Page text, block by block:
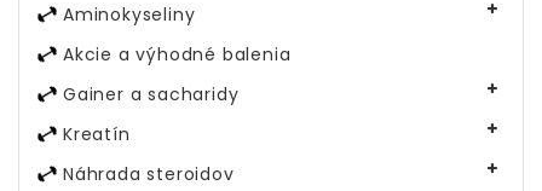
Aminokyseliny
Akcie a výhodné balenia
Gainer a sacharidy
Kreatín
Náhrada steroidov